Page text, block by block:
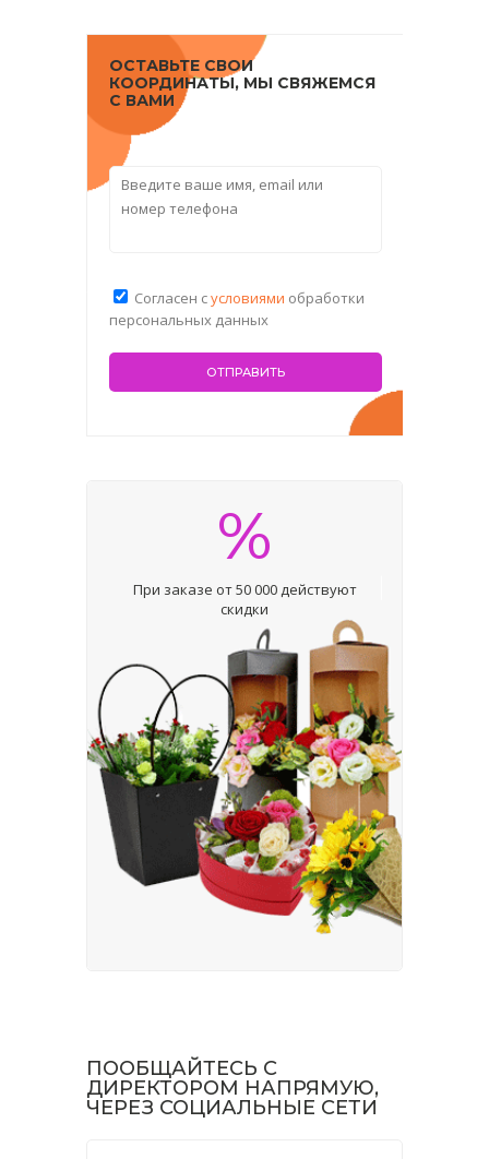
ОСТАВЬТЕ СВОИ
КООРДИНАТЫ, МЫ СВЯЖЕМСЯ
С ВАМИ
Согласен сусловиями обработки
персональных данных
%
При заказе от 50 000 действуют
скидки
ПООБЩАЙТЕСЬ С
ДИРЕКТОРОМ НАПРЯМУЮ,
ЧЕРЕЗ СОЦИАЛЬНЫЕ СЕТИ